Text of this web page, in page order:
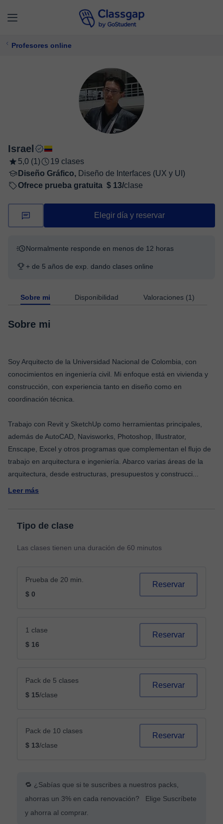
Profesores online
Israel
5,0 (1)
19 clases
Diseño Gráfico, Diseño de Interfaces (UX y UI)
Ofrece prueba gratuita $ 13/clase
Elegir día y reservar
Normalmente responde en menos de 12 horas
+ de 5 años de exp. dando clases online
Sobre mi Disponibilidad Valoraciones (1)
Sobre mi
Soy Arquitecto de la Universidad Nacional de Colombia, con
conocimientos en ingeniería civil. Mi enfoque está en vivienda y
construcción, con experiencia tanto en diseño como en
coordinación técnica.
Trabajo con Revit y SketchUp como herramientas principales,
además de AutoCAD, Navisworks, Photoshop, Illustrator,
Enscape, Excel y otros programas que complementan el flujo de
trabajo en arquitectura e ingeniería. Abarco varias áreas de la
arquitectura, desde estructuras, presupuestos y construcci
Leer más
Tipo de clase
Las clases tienen una duración de 60 minutos
Prueba de 20 min.
$ 0
Reservar
1 clase
$ 16
Reservar
Pack de 5 clases
$ 15/clase
Reservar
Pack de 10 clases
$ 13/clase
Reservar
🔁 ¿Sabías que si te suscribes a nuestros packs,
ahorras un 3% en cada renovación? Elige Suscríbete
y ahorra al comprar.